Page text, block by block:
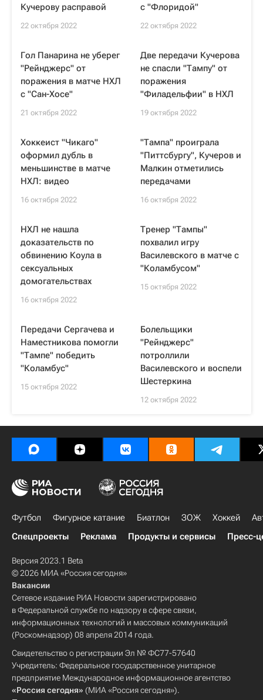
Кучерову расправой
22 октября 2022
с "Флоридой"
22 октября 2022
Гол Панарина не уберег
"Рейнджерс" от
поражения в матче НХЛ
с "Сан-Хосе"
21 октября 2022
Две передачи Кучерова
не спасли "Тампу" от
поражения
"Филадельфии" в НХЛ
19 октября 2022
Хоккеист "Чикаго"
оформил дубль в
меньшинстве в матче
НХЛ: видео
16 октября 2022
"Тампа" проиграла
"Питтсбургу", Кучеров и
Малкин отметились
передачами
16 октября 2022
НХЛ не нашла
доказательств по
обвинению Коула в
сексуальных
домогательствах
16 октября 2022
Тренер "Тампы"
похвалил игру
Василевского в матче с
"Коламбусом"
15 октября 2022
Передачи Сергачева и
Наместникова помогли
"Тампе" победить
"Коламбус"
15 октября 2022
Болельщики
"Рейнджерс"
потроллили
Василевского и воспели
Шестеркина
12 октября 2022
Футбол Фигурное катание Биатлон ЗОЖ Хоккей
Спецпроекты
Реклама Продукты и сервисы Пресс-
Версия 2023.1 Beta
© 2026 МИА «Россия сегодня»
Вакансии
Сетевое издание РИА Новости зарегистрировано
в Федеральной службе по надзору в сфере связи,
информационных технологий и массовых коммуникаций
(Роскомнадзор) 08 апреля 2014 года.
Свидетельство о регистрации Эл № ФС77-57640
Учредитель: Федеральное государственное унитарное
предприятие Международное информационное агентство
«Россия сегодня» (МИА «Россия сегодня»).